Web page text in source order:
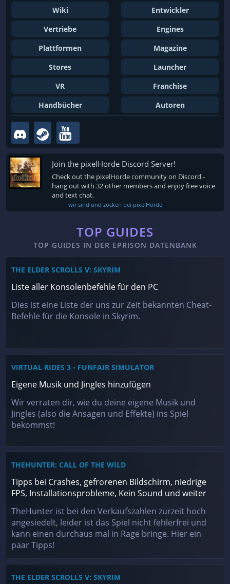
Wiki
Entwickler
Vertriebe
Engines
Plattformen
Magazine
Stores
Launcher
VR
Franchise
Handbücher
Autoren
Join the pixelHorde Discord Server!
Check out the pixelHorde community on Discord -
hang out with 32 other members and enjoy free voice
and text chat.
wir sind und zocken bei pixelHorde
TOP GUIDES
TOP GUIDES IN DER EPRISON DATENBANK
THE ELDER SCROLLS V: SKYRIM
Liste aller Konsolenbefehle für den PC
Dies ist eine Liste der uns zur Zeit bekannten Cheat-
Befehle für die Konsole in Skyrim.
VIRTUAL RIDES 3 - FUNFAIR SIMULATOR
Eigene Musik und Jingles hinzufügen
Wir verraten dir, wie du deine eigene Musik und
Jingles (also die Ansagen und Effekte) ins Spiel
bekommst!
THEHUNTER: CALL OF THE WILD
Tipps bei Crashes, gefrorenen Bildschirm, niedrige
FPS, Installationsprobleme, Kein Sound und weiter
TheHunter ist bei den Verkaufszahlen zurzeit hoch
angesiedelt, leider ist das Spiel nicht fehlerfrei und
kann einen durchaus mal in Rage bringe. Hier ein
paar Tipps!
THE ELDER SCROLLS V: SKYRIM